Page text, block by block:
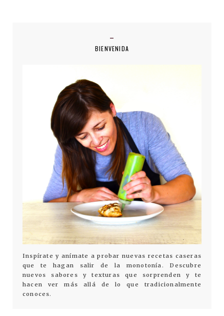
BIENVENIDA
Inspírate y anímate a probar nuevas recetas caseras
que te hagan salir de la monotonía. Descubre
nuevos sabores y texturas que sorprenden y te
hacen ver más allá de lo que tradicionalmente
conoces.